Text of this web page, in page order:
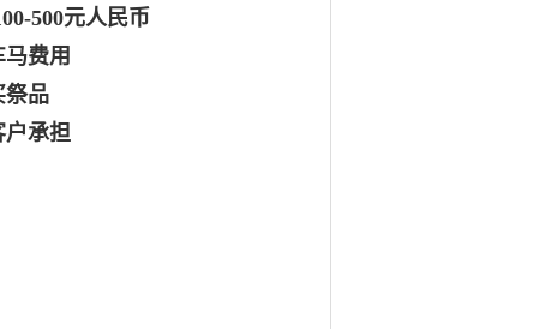
500元人民币
费用
祭品
户承担